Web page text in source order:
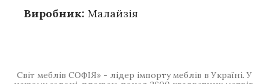
Виробник: Малайзія
Світ меблів СОФІЯ» - лідер імпорту меблів в Україні. У